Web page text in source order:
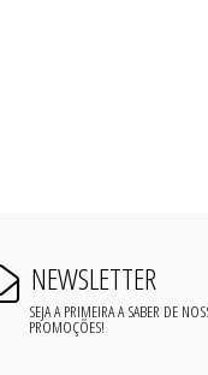
NEWSLETTER
SEJA A PRIMEIRA A SABER DE
PROMOÇÕES!